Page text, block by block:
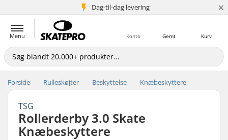
Dag-til-dag levering
5+ mio. kunder ×
Menu Kurv
Gemt
Konto
Forside Rulleskøjter Beskyttelse Knæbeskyttere
TSG
Rollerderby 3.0 Skate
Knæbeskyttere